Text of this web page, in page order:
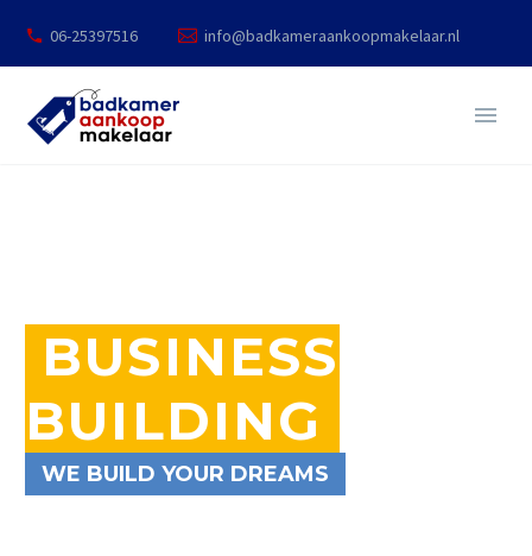
06-25397516 info@badkameraankoopmakelaar.nl
BUSINESS
BUILDING
WE BUILD YOUR DREAMS